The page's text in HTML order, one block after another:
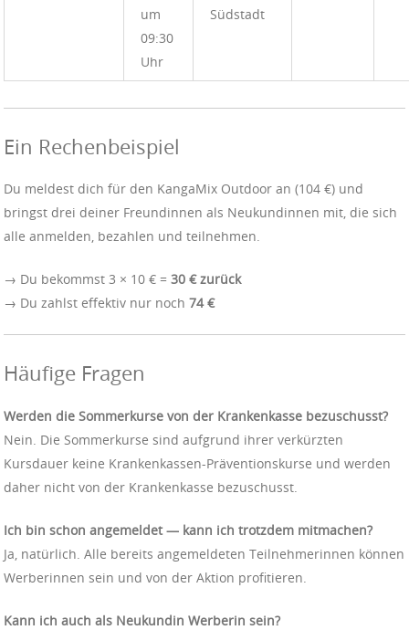
um
09:30
Uhr
Südstadt
Ein Rechenbeispiel
Du meldest dich für den KangaMix Outdoor an (104 €) und
bringst drei deiner Freundinnen als Neukundinnen mit, die sich
alle anmelden, bezahlen und teilnehmen.
→ Du bekommst 3 × 10 € = 30 € zurück
→ Du zahlst effektiv nur noch 74 €
Häufige Fragen
Werden die Sommerkurse von der Krankenkasse bezuschusst?
Nein. Die Sommerkurse sind aufgrund ihrer verkürzten
Kursdauer keine Krankenkassen-Präventionskurse und werden
daher nicht von der Krankenkasse bezuschusst.
Ich bin schon angemeldet — kann ich trotzdem mitmachen?
Ja, natürlich. Alle bereits angemeldeten Teilnehmerinnen können
Werberinnen sein und von der Aktion profitieren.
Kann ich auch als Neukundin Werberin sein?